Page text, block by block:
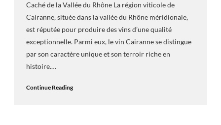
Caché de la Vallée du Rhône La région viticole de
Cairanne, située dans la vallée du Rhône méridionale,
est réputée pour produire des vins d’une qualité
exceptionnelle. Parmi eux, le vin Cairanne se distingue
par son caractère unique et son terroir riche en
histoire.…
Continue Reading